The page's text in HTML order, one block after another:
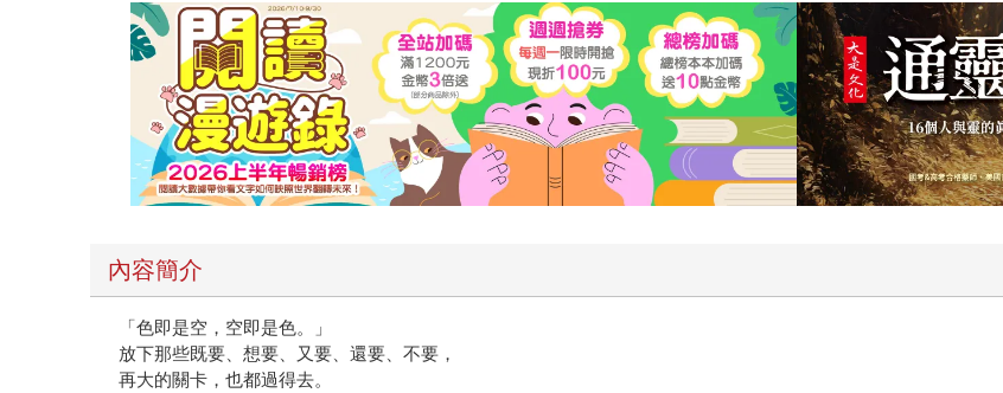
內容簡介
「色即是空，空即是色。」
放下那些既要、想要、又要、還要、不要，
再大的關卡，也都過得去。